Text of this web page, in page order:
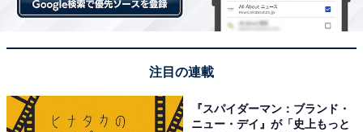
注目の連載
『スパイダーマン：ブランド・
ニュー・デイ』が「史上もっと